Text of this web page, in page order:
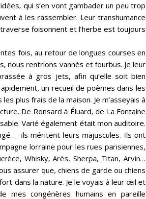
qui s’en vont gambader un peu trop
à les rassembler. Leur transhumance
foisonnent et l’herbe est toujours
fois, au retour de longues courses en
nous rentrions vannés et fourbus. Je leur
à gros jets, afin qu’elle soit bien
un recueil de poèmes dans les
plus frais de la maison. Je m’asseyais à
De Ronsard à Éluard, de La Fontaine
Varié également était mon auditoire.
ils méritent leurs majuscules. Ils ont
lorraine pour les rues parisiennes,
Whisky, Arès, Sherpa, Titan, Arvin…
assurer que, chiens de garde ou chiens
dans la nature. Je le voyais à leur œil et
congénères humains en pareille